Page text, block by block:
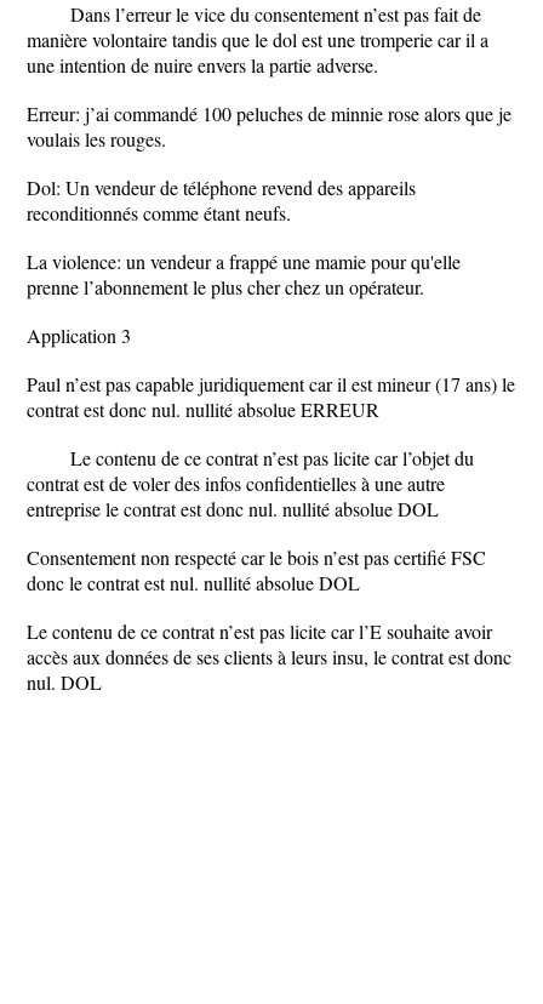
Dans l’erreur le vice du consentement n’est pas fait de
manière volontaire tandis que le dol est une tromperie car il a
une intention de nuire envers la partie adverse.
Erreur: j’ai commandé 100 peluches de minnie rose alors que je
voulais les rouges.
Dol: Un vendeur de téléphone revend des appareils
reconditionnés comme étant neufs.
La violence: un vendeur a frappé une mamie pour qu'elle
prenne l’abonnement le plus cher chez un opérateur.
Application 3
Paul n’est pas capable juridiquement car il est mineur (17 ans) le
contrat est donc nul. nullité absolue ERREUR
Le contenu de ce contrat n’est pas licite car l’objet du
contrat est de voler des infos confidentielles à une autre
entreprise le contrat est donc nul. nullité absolue DOL
Consentement non respecté car le bois n’est pas certifié FSC
donc le contrat est nul. nullité absolue DOL
Le contenu de ce contrat n’est pas licite car l’E souhaite avoir
accès aux données de ses clients à leurs insu, le contrat est donc
nul. DOL